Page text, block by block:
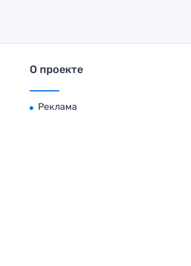
О проекте
Реклама